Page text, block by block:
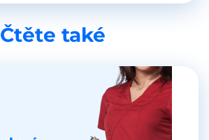
Čtěte také